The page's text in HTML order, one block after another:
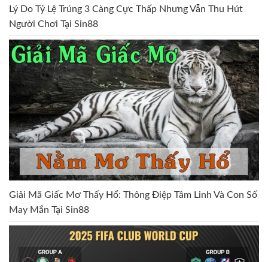
Lý Do Tỷ Lệ Trúng 3 Càng Cực Thấp Nhưng Vẫn Thu Hút
Người Chơi Tại Sin88
Giải Mã Giấc Mơ Thấy Hổ: Thông Điệp Tâm Linh Và Con Số
May Mắn Tại Sin88